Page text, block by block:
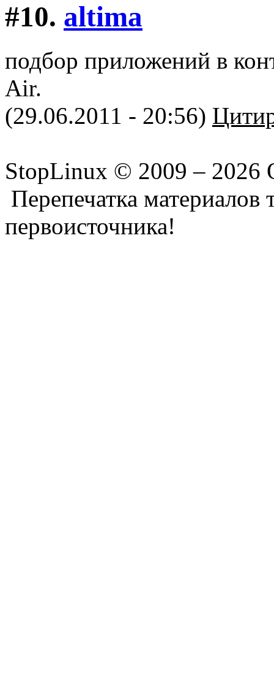
#10. altima
подбор приложений в
Air.
(29.06.2011 - 20:56)
StopLinux © 2009 – 2026
Перепечатка материалов
первоисточника!